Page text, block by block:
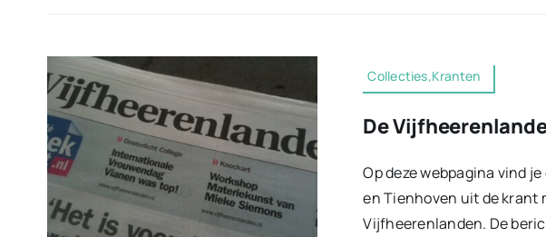
Collecties,Kranten
De
Op deze webpagina vind
en Tienhoven uit de krant
Vijfheerenlanden. De